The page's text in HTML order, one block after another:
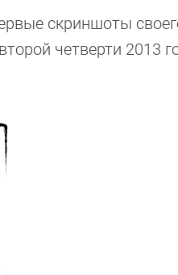
скриншоты
четверти 2013